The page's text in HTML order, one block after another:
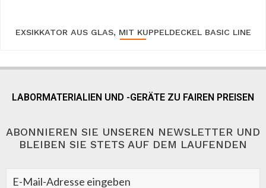
EXSIKKATOR AUS GLAS, MIT KUPPELDECKEL BASIC LINE
LABORMATERIALIEN UND -GERÄTE ZU FAIREN PREISEN
ABONNIEREN SIE UNSEREN NEWSLETTER UND
BLEIBEN SIE STETS AUF DEM LAUFENDEN